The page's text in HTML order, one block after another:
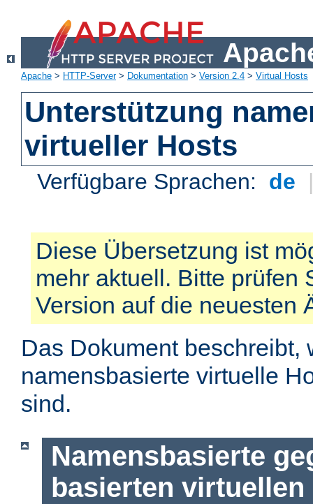
Apache > HTTP-Server> Dokumentation > Version 2.4 > Virtual Hosts
Unterstützung
virtueller Hosts
Verfügbare Sprachen: de
Diese Übersetzung ist
mehr aktuell. Bitte prüfen
Version auf die neuesten
Das Dokument beschreibt,
namensbasierte virtuelle
sind.
Namensbasierte
basierten virtuellen